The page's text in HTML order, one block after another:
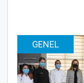
GENEL